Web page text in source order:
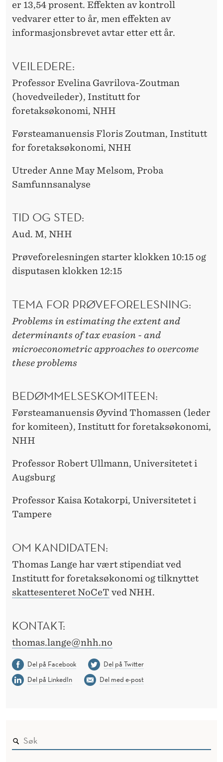
er 13,54 prosent. Effekten av kontroll
vedvarer etter to år, men effekten av
informasjonsbrevet avtar etter ett år.
VEILEDERE:
Professor Evelina Gavrilova-Zoutman
(hovedveileder), Institutt for
foretaksøkonomi, NHH
Førsteamanuensis Floris Zoutman, Institutt
for foretaksøkonomi, NHH
Utreder Anne May Melsom, Proba
Samfunnsanalyse
TID OG STED:
Aud. M, NHH
Prøveforelesningen starter klokken 10:15 og
disputasen klokken 12:15
TEMA FOR PRØVEFORELESNING:
Problems in estimating the extent and
determinants of tax evasion - and
microeconometric approaches to overcome
these problems
BEDØMMELSESKOMITEEN:
Førsteamanuensis Øyvind Thomassen (leder
for komiteen), Institutt for foretaksøkonomi,
NHH
Professor Robert Ullmann, Universitetet i
Augsburg
Professor Kaisa Kotakorpi, Universitetet i
Tampere
OM KANDIDATEN:
Thomas Lange har vært stipendiat ved
Institutt for foretaksøkonomi og tilknyttet
skattesenteret NoCeT ved NHH.
KONTAKT:
thomas.lange@nhh.no
Del på Facebook
Del på Twitter
Del på LinkedIn
Del med e-post